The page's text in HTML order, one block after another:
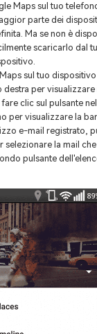
Maps sul tuo
parte dei
Ma se non è
scaricarlo dal
sul tuo
destra per
clic sul pulsante
per visualizzare la
e-mail registrato,
selezionare la mail
pulsante